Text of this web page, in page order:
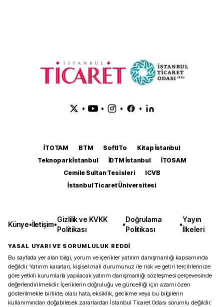
• • • •
İTOTAM BTM SoftITo
Kitap İstanbul
Teknopark İstanbul
İDTM İstanbul
İTOSAM
Cemile Sultan Tesisleri
ICVB
İstanbul Ticaret Üniversitesi
Künye•İletişim•
Gizlilik ve KVKK
Politikası
•
Doğrulama
Politikası
•
Yayın
İlkeleri
YASAL UYARI VE SORUMLULUK REDDİ
Bu sayfada yer alan bilgi, yorum ve içerikler yatırım danışmanlığı kapsamında
değildir. Yatırım kararları, kişisel mali durumunuz ile risk ve getiri tercihlerinize
göre yetkili kurumlarla yapılacak yatırım danışmanlığı sözleşmesi çerçevesinde
değerlendirilmelidir. İçeriklerin doğruluğu ve güncelliği için azami özen
gösterilmekle birlikte, olası hata, eksiklik, gecikme veya bu bilgilerin
kullanımından doğabilecek zararlardan İstanbul Ticaret Odası sorumlu değildir.